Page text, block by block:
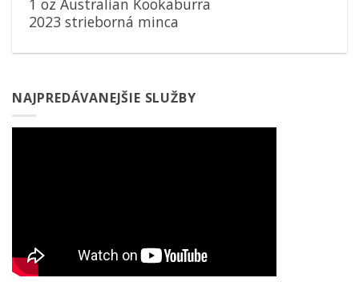
1 oz Australian Kookaburra
2023 strieborná minca
NAJPREDÁVANEJŠIE SLUŽBY